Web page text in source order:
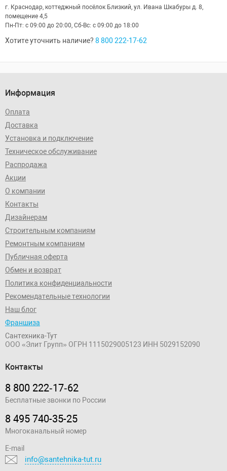
г. Краснодар, коттеджный посёлок Близкий, ул. Ивана Шкабуры д. 8,
помещение 4,5
Пн-Пт: с 09:00 до 20:00, Сб-Вс: с 09:00 до 18:00
Хотите уточнить наличие? 8 800 222-17-62
Информация
Оплата
Доставка
Установка и подключение
Техническое обслуживание
Распродажа
Акции
О компании
Контакты
Дизайнерам
Строительным компаниям
Ремонтным компаниям
Публичная оферта
Обмен и возврат
Политика конфиденциальности
Рекомендательные технологии
Наш блог
Франшиза
Сантехника-Тут
ООО «Элит Групп» ОГРН 1115029005123 ИНН 5029152090
Контакты
8 800 222‑17‑62
Бесплатные звонки по России
8 495 740-35-25
Многоканальный номер
E-mail
info@santehnika-tut.ru